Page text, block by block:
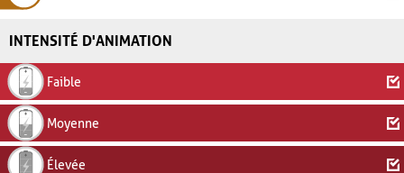
INTENSITÉ D'ANIMATION
Faible
Moyenne
Élevée